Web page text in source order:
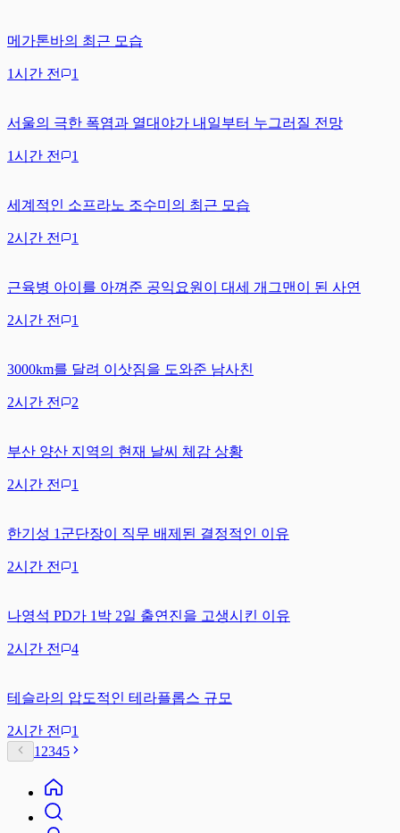
메가톤바의 최근 모습
1시간 전 1
서울의 극한 폭염과 열대야가 내일부터 누그러질 전망
1시간 전 1
세계적인 소프라노 조수미의 최근 모습
2시간 전 1
근육병 아이를 아껴준 공익요원이 대세 개그맨이 된 사연
2시간 전 1
3000km를 달려 이삿짐을 도와준 남사친
2시간 전 2
부산 양산 지역의 현재 날씨 체감 상황
2시간 전 1
한기성 1군단장이 직무 배제된 결정적인 이유
2시간 전 1
나영석 PD가 1박 2일 출연진을 고생시킨 이유
2시간 전 4
테슬라의 압도적인 테라플롭스 규모
2시간 전
1
1 2345